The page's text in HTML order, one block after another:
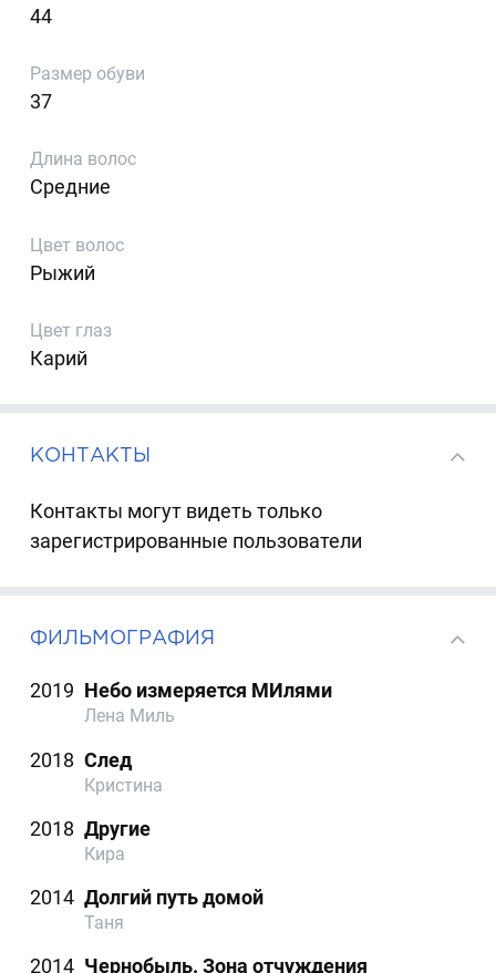
44
Размер обуви
37
Длина волос
Средние
Цвет волос
Рыжий
Цвет глаз
Карий
КОНТАКТЫ
Контакты могут видеть только
зарегистрированные пользователи
ФИЛЬМОГРАФИЯ
2019 Небо измеряется МИлями
Лена Миль
2018 След
Кристина
2018 Другие
Кира
2014 Долгий путь домой
Таня
2014 Чернобыль. Зона отчуждения